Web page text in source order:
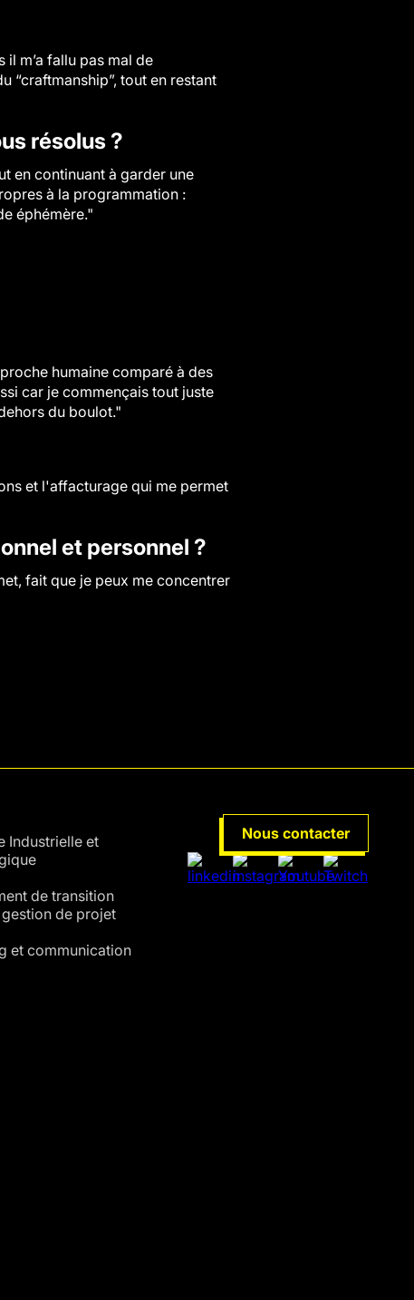
il m’a fallu pas mal de
“craftmanship”, tout en restant
résolus ?
en continuant à garder une
à la programmation :
éphémère."
humaine comparé à des
car je commençais tout juste
du boulot."
et l'affacturage qui me permet
et personnel ?
fait que je peux me concentrer
Industrielle et
de transition
de projet
et communication
Nous contacter